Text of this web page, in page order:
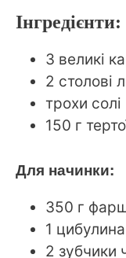
Інгредієнти:
3 великі
2 столові
трохи солі
150 г
Для начинки:
350 г
1 цибулина
2 зубчики